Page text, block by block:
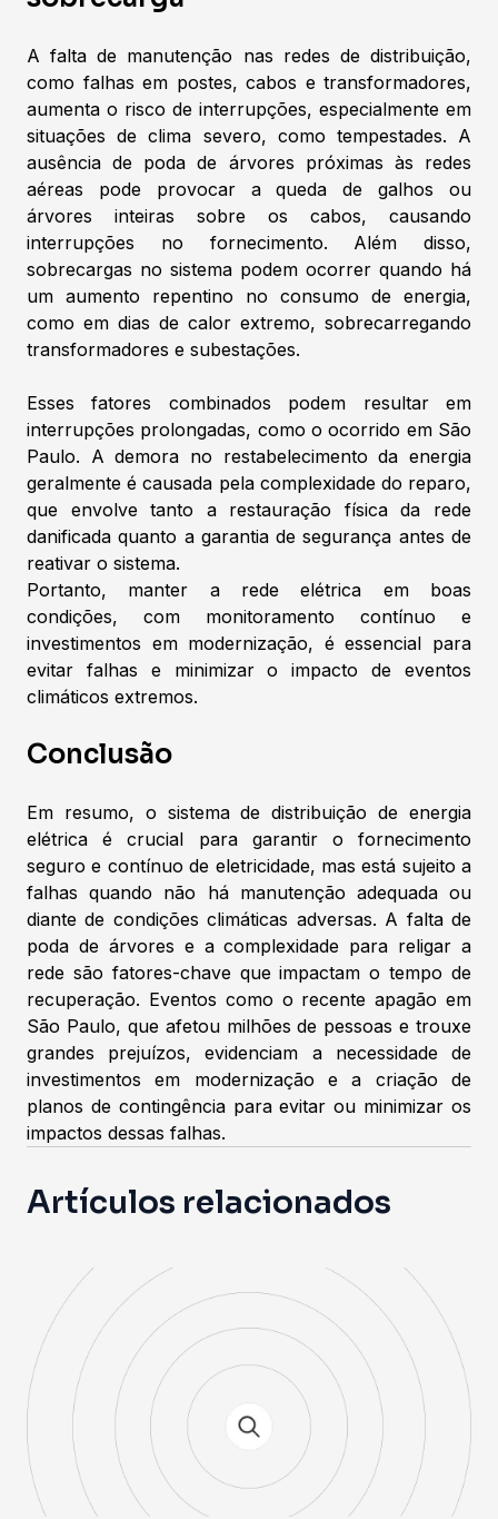
A falta de manutenção nas redes de distribuição,
como falhas em postes, cabos e transformadores,
aumenta o risco de interrupções, especialmente em
situações de clima severo, como tempestades. A
ausência de poda de árvores próximas às redes
aéreas pode provocar a queda de galhos ou
árvores inteiras sobre os cabos, causando
interrupções no fornecimento. Além disso,
sobrecargas no sistema podem ocorrer quando há
um aumento repentino no consumo de energia,
como em dias de calor extremo, sobrecarregando
transformadores e subestações.
Esses fatores combinados podem resultar em
interrupções prolongadas, como o ocorrido em São
Paulo. A demora no restabelecimento da energia
geralmente é causada pela complexidade do reparo,
que envolve tanto a restauração física da rede
danificada quanto a garantia de segurança antes de
reativar o sistema.
Portanto, manter a rede elétrica em boas
condições, com monitoramento contínuo e
investimentos em modernização, é essencial para
evitar falhas e minimizar o impacto de eventos
climáticos extremos.
Conclusão
Em resumo, o sistema de distribuição de energia
elétrica é crucial para garantir o fornecimento
seguro e contínuo de eletricidade, mas está sujeito a
falhas quando não há manutenção adequada ou
diante de condições climáticas adversas. A falta de
poda de árvores e a complexidade para religar a
rede são fatores-chave que impactam o tempo de
recuperação. Eventos como o recente apagão em
São Paulo, que afetou milhões de pessoas e trouxe
grandes prejuízos, evidenciam a necessidade de
investimentos em modernização e a criação de
planos de contingência para evitar ou minimizar os
impactos dessas falhas.
Artículos relacionados